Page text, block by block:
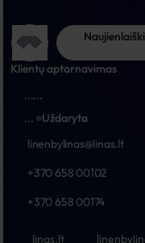
Klientų aptarnavimas
......
...
Uždaryta
linenbylinas@linas.lt
+370 658 00102
+370 658 00174
linas.lt